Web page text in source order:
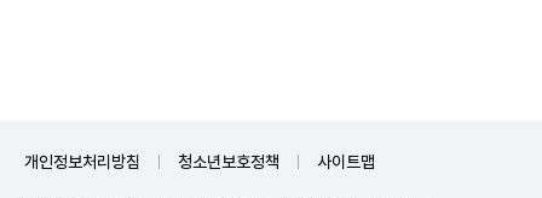
개인정보처리방침 청소년보호정책 사이트맵